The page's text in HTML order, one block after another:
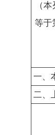
（
等于
一、
二、